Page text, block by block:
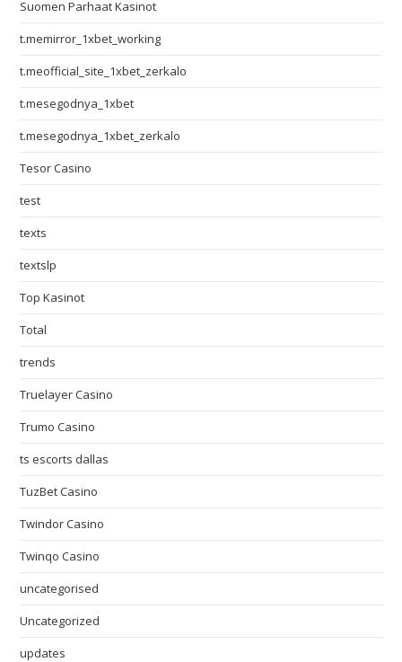
Suomen Parhaat Kasinot
t.memirror_1xbet_working
t.meofficial_site_1xbet_zerkalo
t.mesegodnya_1xbet
t.mesegodnya_1xbet_zerkalo
Tesor Casino
test
texts
textslp
Top Kasinot
Total
trends
Truelayer Casino
Trumo Casino
ts escorts dallas
TuzBet Casino
Twindor Casino
Twinqo Casino
uncategorised
Uncategorized
updates